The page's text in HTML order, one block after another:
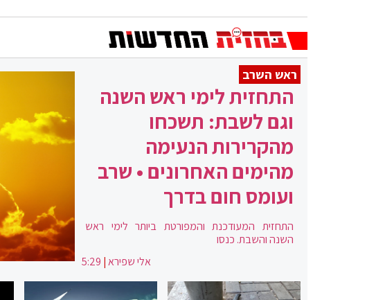
ראש השרב
התחזית לימי ראש השנה
וגם לשבת: תשכחו
מהקרירות הנעימה
מהימים האחרונים • שרב
ועומס חום בדרך
התחזית המעודכנת והמפורטת ביותר לימי ראש
השנה והשבת. כנסו
אלי שפירא|
5:29